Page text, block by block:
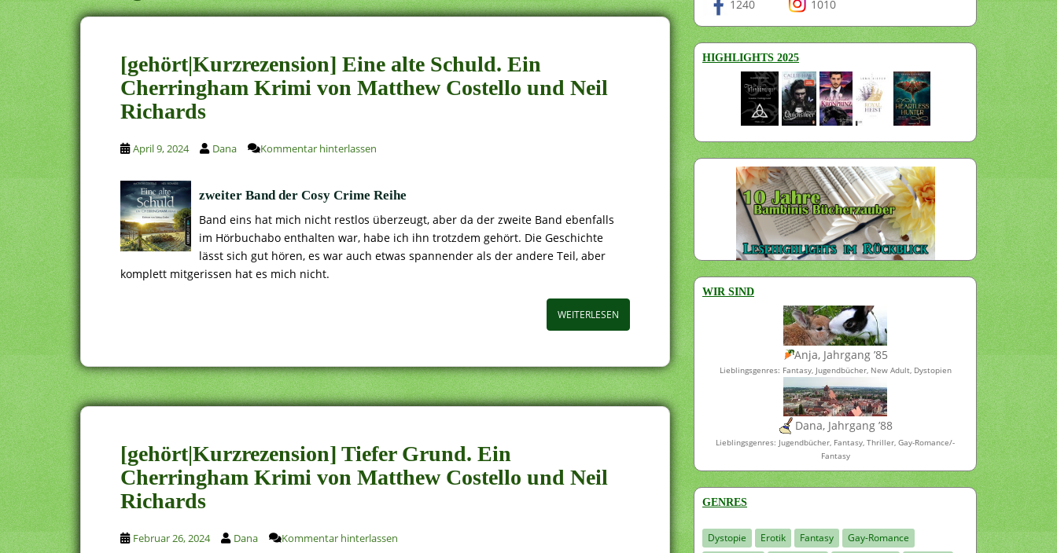
[gehört|Kurzrezension] Eine alte Schuld. Ein
Cherringham Krimi von Matthew Costello und Neil
Richards
April 9, 2024 Dana Kommentar hinterlassen
zweiter Band der Cosy Crime Reihe
Band eins hat mich nicht restlos überzeugt, aber da der zweite Band ebenfalls
im Hörbuchabo enthalten war, habe ich ihn trotzdem gehört. Die Geschichte
lässt sich gut hören, es war auch etwas spannender als der andere Teil, aber
komplett mitgerissen hat es mich nicht.
WEITERLESEN
[gehört|Kurzrezension] Tiefer Grund. Ein
Cherringham Krimi von Matthew Costello und Neil
Richards
Februar 26, 2024 Dana Kommentar hinterlassen
1240 1010
HIGHLIGHTS 2025
WIR SIND
Anja, Jahrgang ’85
Lieblingsgenres: Fantasy, Jugendbücher, New Adult, Dystopien
Dana, Jahrgang ’88
Lieblingsgenres: Jugendbücher, Fantasy, Thriller, Gay-Romance/-
Fantasy
GENRES
Dystopie Erotik Fantasy
Gay-Romance